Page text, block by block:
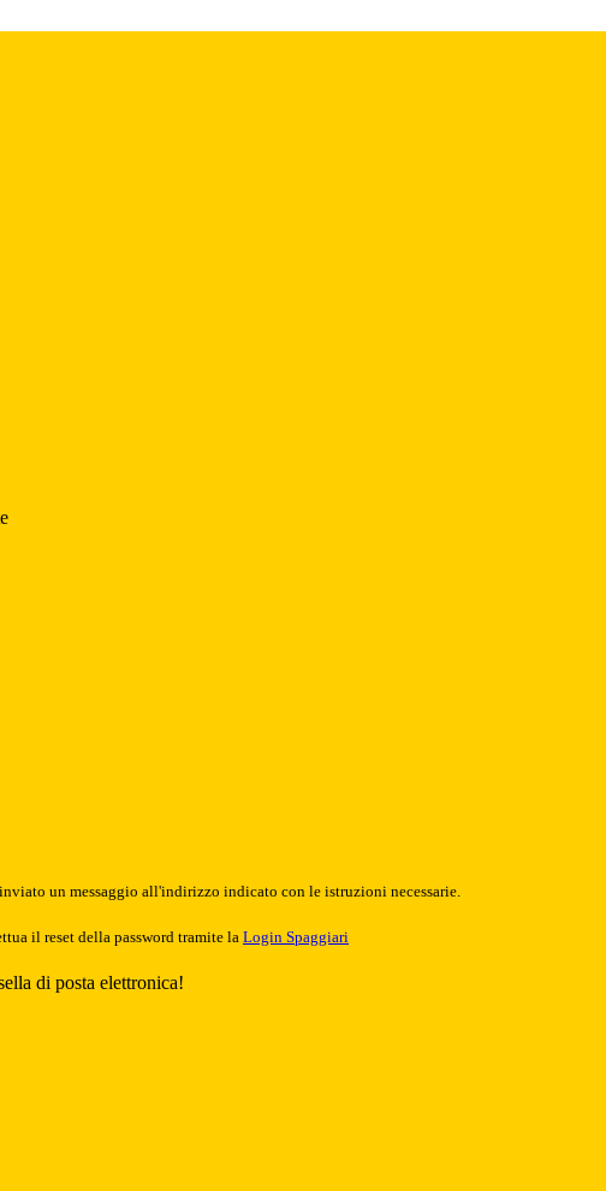
un messaggio all'indirizzo indicato con le istruzioni necessarie.
il reset della password tramite la Login Spaggiari
di posta elettronica!